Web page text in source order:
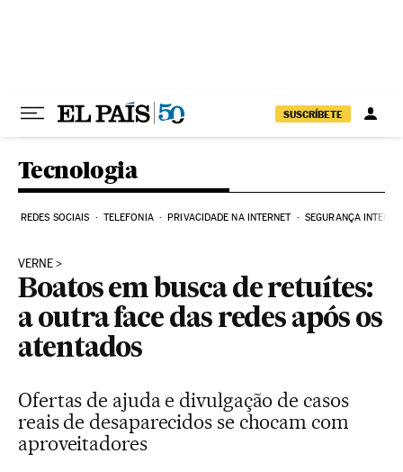
SUSCRÍBETE
Tecnologia
REDES SOCIAIS TELEFONIA PRIVACIDADE NA INTERNET SEGURANÇA
VERNE
Boatos em busca de retuítes:
a outra face das redes após os
atentados
Ofertas de ajuda e divulgação de casos
reais de desaparecidos se chocam com
aproveitadores